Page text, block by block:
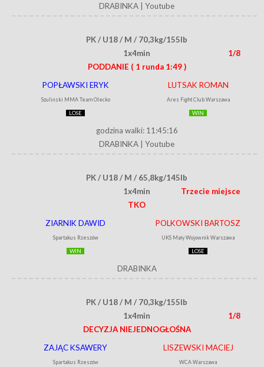
DRABINKA
Youtube
PK / U18 / M / 70,3kg/155lb
1x4min
1/8
PODDANIE ( 1 runda 1:49 )
POPŁAWSKI ERYK
Szuliński MMA Team Olecko
LOSE
LUTSAK ROMAN
Ares Fight Club Warszawa
WIN
godzina walki: 11:45:16
DRABINKA
Youtube
PK / U18 / M / 65,8kg/145lb
1x4min
Trzecie miejsce
TKO
ZIARNIK DAWID
Spartakus Rzeszów
WIN
POLKOWSKI BARTOSZ
UKS Mały Wojownik Warszawa
LOSE
DRABINKA
PK / U18 / M / 70,3kg/155lb
1x4min
1/8
DECYZJA NIEJEDNOGŁOŚNA
ZAJĄC KSAWERY
Spartakus Rzeszów
LISZEWSKI MACIEJ
WCA Warszawa